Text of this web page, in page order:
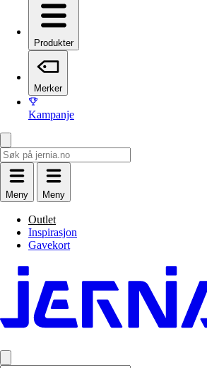
Produkter
Merker
Kampanje
Meny Meny
Outlet
Inspirasjon
Gavekort